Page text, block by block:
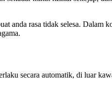
anda rasa tidak selesa. Dalam
secara automatik, di luar